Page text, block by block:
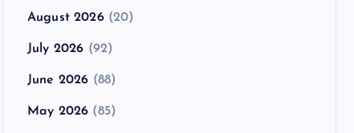
August 2026(20)
July 2026 (92)
June 2026 (88)
May 2026 (85)